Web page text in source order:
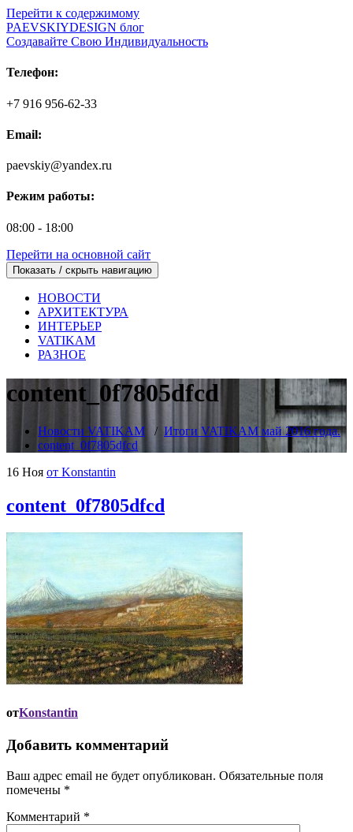
Перейти к содержимому
PAEVSKIYDESIGN блог
Создавайте Свою Индивидуальность
Телефон:
+7 916 956-62-33
Email:
paevskiy@yandex.ru
Режим работы:
08:00 - 18:00
Перейти на основной сайт
Показать / скрыть навигацию
НОВОСТИ
АРХИТЕКТУРА
ИНТЕРЬЕР
VATIKAM
РАЗНОЕ
content_0f7805dfcd
Новости VATIKAM / Итоги VATIKAM май 2016 года.
content_0f7805dfcd
16 Ноя от Konstantin
content_0f7805dfcd
отKonstantin
Добавить комментарий
Ваш адрес email не будет опубликован. Обязательные поля
помечены *
Комментарий *